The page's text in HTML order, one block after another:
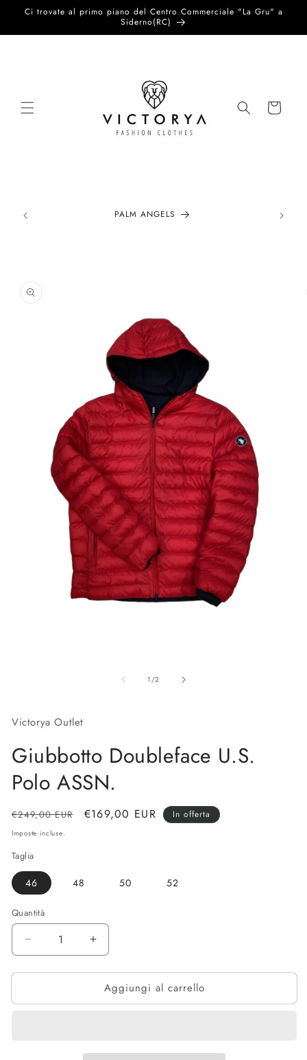
direttamente
Ci trovate al primo piano del Centro Commerciale "La Gru" a
Siderno(RC)
Carrello
PALM ANGELS
informazioni
sul prodotto
modale
1/su
2
Victorya Outlet
Giubbotto Doubleface U.S.
Polo ASSN.
Prezzo
di
€249,00 EUR
Prezzo
€169,00 EUR In offerta
Imposte incluse.
Taglia
46 48 50 52
Quantità
Diminuisci
quantità
per
Doubleface
Aumenta
quantità
per
Giubbotto
Doubleface
Aggiungi al carrello